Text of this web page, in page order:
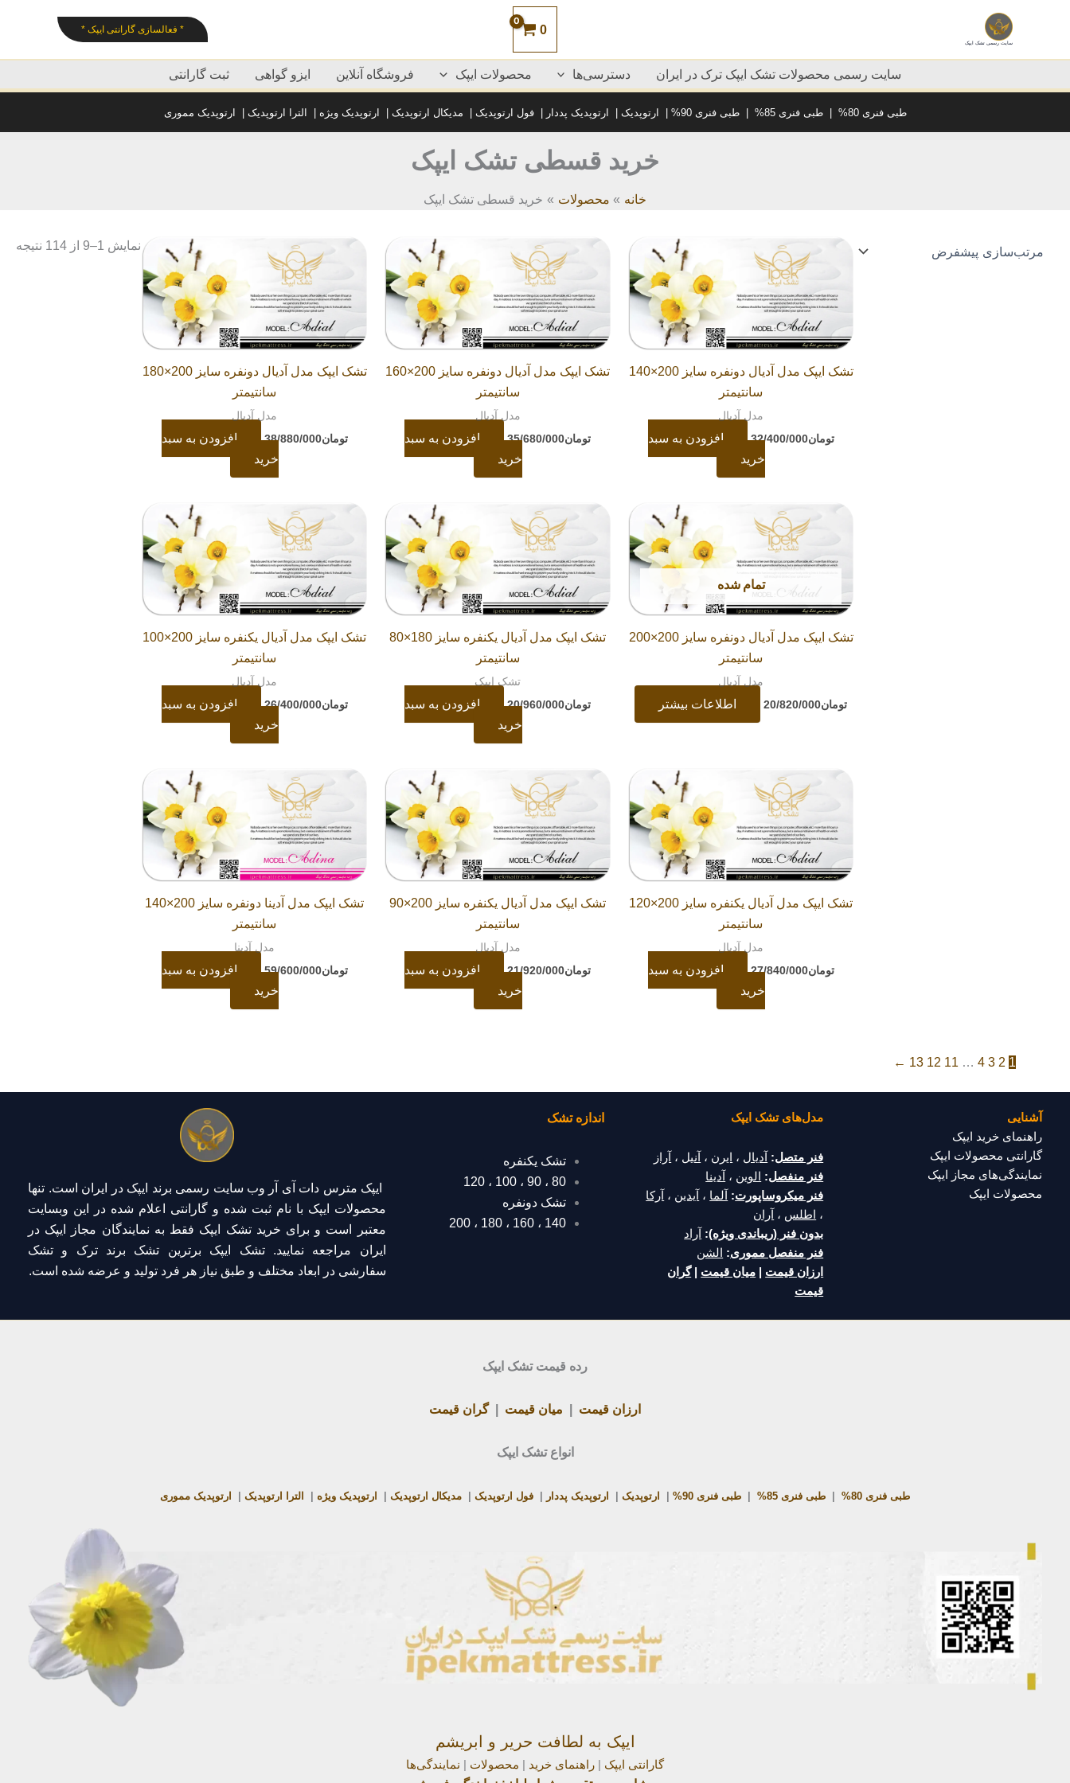
سایت رسمی تشک ایپک
0 * فعالسازی گارانتی ایپک *
سایت رسمی محصولات تشک ایپک ترک در ایران دسترسی‌ها محصولات ایپک فروشگاه آنلاین ایزو گواهی ثبت گارانتی
طبی فنری 80% |طبی فنری 85% |طبی فنری 90% ارتوپدیک ارتوپدیک پددار |فول ارتوپدیک مدیکال ارتوپدیک ارتوپدیک ویژه الترا ارتوپدیک ارتوپدیک مموری
خرید قسطی تشک ایپک
خانه محصولات خرید قسطی تشک ایپک
نمایش 1–9 از 114 نتیجه
تشک ایپک مدل آدیال دونفره سایز 200×140
سانتیمتر
مدل آدیال
تومان32/400/000
افزودن به سبد
خرید
تشک ایپک مدل آدیال دونفره سایز 200×160
سانتیمتر
مدل آدیال
تومان35/680/000
افزودن به سبد
خرید
تشک ایپک مدل آدیال دونفره سایز 200×180
سانتیمتر
مدل آدیال
تومان38/880/000
افزودن به سبد
خرید
تمام شده
تشک ایپک مدل آدیال دونفره سایز 200×200
سانتیمتر
مدل آدیال
تومان20/820/000 اطلاعات بیشتر
تشک ایپک مدل آدیال یکنفره سایز 180×80
سانتیمتر
تشک ایپک
تومان20/960/000
افزودن به سبد
خرید
تشک ایپک مدل آدیال یکنفره سایز 200×100
سانتیمتر
مدل آدیال
تومان26/400/000
افزودن به سبد
خرید
تشک ایپک مدل آدیال یکنفره سایز 200×120
سانتیمتر
مدل آدیال
تومان27/840/000
افزودن به سبد
خرید
تشک ایپک مدل آدیال یکنفره سایز 200×90
سانتیمتر
مدل آدیال
تومان21/920/000
افزودن به سبد
خرید
تشک ایپک مدل آدینا دونفره سایز 200×140
سانتیمتر
مدل آدینا
تومان59/600/000
افزودن به سبد
خرید
1
2
3
4
…
11
12
13
←
آشنایی
راهنمای خرید ایپک
گارانتی محصولات ایپک
نمایندگی‌های مجاز ایپک
محصولات ایپک
مدل‌های تشک ایپک
فنر متصل: آدیال ، ایرن ، آنیل ، آراز
فنر منفصل: الوین ، آدینا
فنر میکروساپورت: آلما ، آیدین ، آرکا
، اطلس ، آران
بدون فنر (ریباندی ویژه): آراد
فنر منفصل مموری: الشن
ارزان قیمت | میان قیمت |گران
قیمت
اندازه تشک
تشک یکنفره
80، 90، 100 ، 120
تشک دونفره
140 ، 160 ، 180 ، 200
ایپک مترس دات آی آر وب سایت رسمی برند ایپک در ایران است. تنها
محصولات ایپک با نام ثبت شده و گارانتی اعلام شده در این وبسایت
معتبر است و برای خرید تشک ایپک فقط به نمایندگان مجاز ایپک در
ایران مراجعه نمایید. تشک ایپک برترین تشک برند ترک و تشک
سفارشی در ابعاد مختلف و طبق نیاز هر فرد تولید و عرضه شده است.
رده قیمت تشک ایپک
ارزان قیمت میان قیمت |گران قیمت
انواع تشک ایپک
طبی فنری 80% طبی فنری 85% طبی فنری 90% ارتوپدیک ارتوپدیک پددار فول ارتوپدیک مدیکال ارتوپدیک ارتوپدیک ویژه الترا ارتوپدیک ارتوپدیک مموری
ایپک به لطافت حریر و ابریشم
گارانتی ایپک | راهنمای خرید | محصولات | نمایندگی‌ها